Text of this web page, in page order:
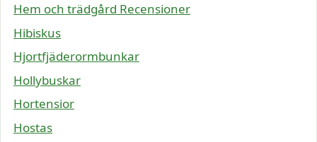
Hem och trädgård Recensioner
Hibiskus
Hjortfjäderormbunkar
Hollybuskar
Hortensior
Hostas